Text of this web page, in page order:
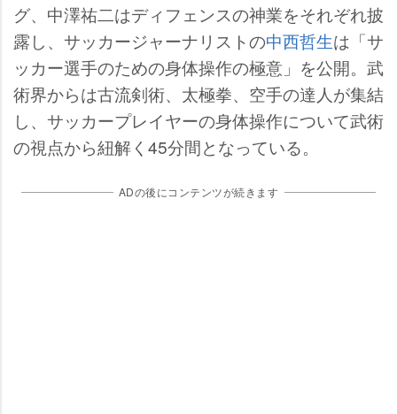
グ、中澤祐二はディフェンスの神業をそれぞれ披
露し、サッカージャーナリストの中西哲生は「サ
ッカー選手のための身体操作の極意」を公開。武
術界からは古流剣術、太極拳、空手の達人が集結
し、サッカープレイヤーの身体操作について武術
の視点から紐解く45分間となっている。
ADの後にコンテンツが続きます